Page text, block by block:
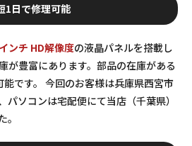
1日で修理可能
ンチ HD解像度の液晶パネルを搭載し
が豊富にあります。部品の在庫がある
です。 今回のお客様は兵庫県西宮市
パソコンは宅配便にて当店（千葉県）